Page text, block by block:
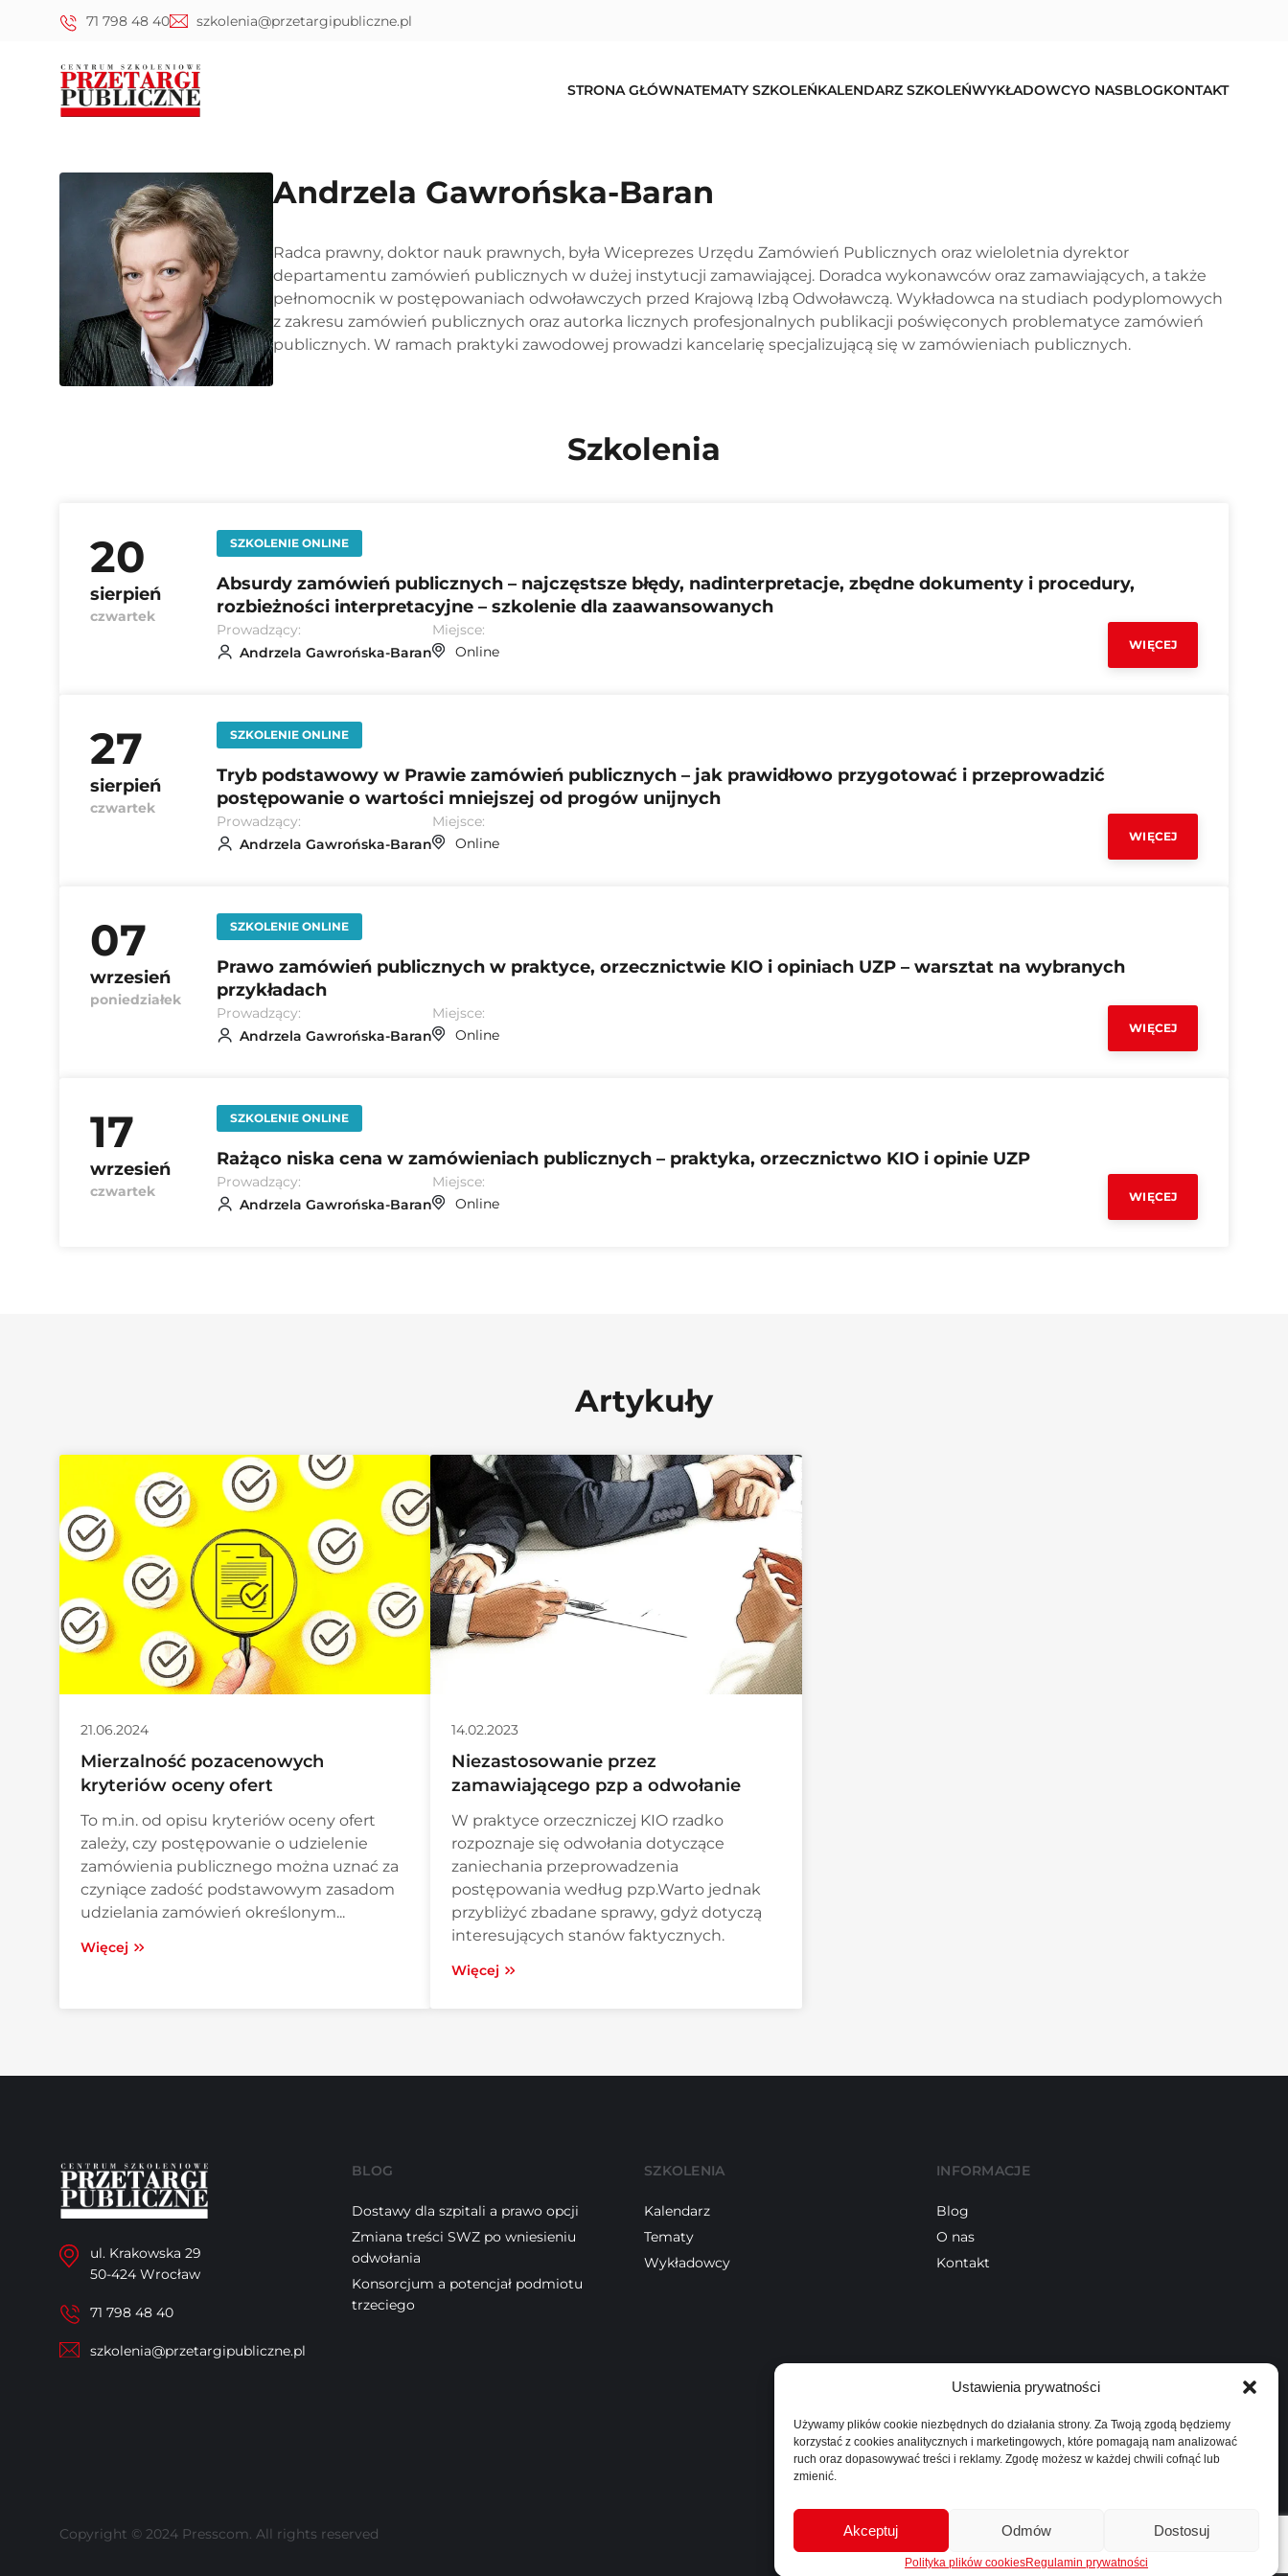
Ustawienia prywatności
Używamy plików cookie niezbędnych do działania strony. Za Twoją zgodą będziemy
korzystać z cookies analitycznych i marketingowych, które pomagają nam analizować
ruch oraz dopasowywać treści i reklamy. Zgodę możesz w każdej chwili cofnąć lub
zmienić.
Akceptuj Odmów Dostosuj
Polityka plików cookiesRegulamin prywatności
71 798 48 40 szkolenia@przetargipubliczne.pl
STRONA GŁÓWNATEMATY SZKOLEŃKALENDARZ SZKOLEŃWYKŁADOWCYO NASBLOGKONTAKT
Andrzela Gawrońska-Baran
Radca prawny, doktor nauk prawnych, była Wiceprezes Urzędu Zamówień Publicznych oraz wieloletnia dyrektor
departamentu zamówień publicznych w dużej instytucji zamawiającej. Doradca wykonawców oraz zamawiających, a także
pełnomocnik w postępowaniach odwoławczych przed Krajową Izbą Odwoławczą. Wykładowca na studiach podyplomowych
z zakresu zamówień publicznych oraz autorka licznych profesjonalnych publikacji poświęconych problematyce zamówień
publicznych. W ramach praktyki zawodowej prowadzi kancelarię specjalizującą się w zamówieniach publicznych.
Szkolenia
20
sierpień
czwartek
SZKOLENIE ONLINE
Absurdy zamówień publicznych – najczęstsze błędy, nadinterpretacje, zbędne dokumenty i procedury,
rozbieżności interpretacyjne – szkolenie dla zaawansowanych
Prowadzący:
Andrzela Gawrońska-Baran
Miejsce:
Online
WIĘCEJ
27
sierpień
czwartek
SZKOLENIE ONLINE
Tryb podstawowy w Prawie zamówień publicznych – jak prawidłowo przygotować i przeprowadzić
postępowanie o wartości mniejszej od progów unijnych
Prowadzący:
Andrzela Gawrońska-Baran
Miejsce:
Online
WIĘCEJ
07
wrzesień
poniedziałek
SZKOLENIE ONLINE
Prawo zamówień publicznych w praktyce, orzecznictwie KIO i opiniach UZP – warsztat na wybranych
przykładach
Prowadzący:
Andrzela Gawrońska-Baran
Miejsce:
Online
WIĘCEJ
17
wrzesień
czwartek
SZKOLENIE ONLINE
Rażąco niska cena w zamówieniach publicznych – praktyka, orzecznictwo KIO i opinie UZP
Prowadzący:
Andrzela Gawrońska-Baran
Miejsce:
Online
WIĘCEJ
Artykuły
21.06.2024
Mierzalność pozacenowych
kryteriów oceny ofert
To m.in. od opisu kryteriów oceny ofert
zależy, czy postępowanie o udzielenie
zamówienia publicznego można uznać za
czyniące zadość podstawowym zasadom
udzielania zamówień określonym...
Więcej
14.02.2023
Niezastosowanie przez
zamawiającego pzp a odwołanie
W praktyce orzeczniczej KIO rzadko
rozpoznaje się odwołania dotyczące
zaniechania przeprowadzenia
postępowania według pzp.Warto jednak
przybliżyć zbadane sprawy, gdyż dotyczą
interesujących stanów faktycznych.
Więcej
ul. Krakowska 29
50-424 Wrocław
71 798 48 40
szkolenia@przetargipubliczne.pl
BLOG
Dostawy dla szpitali a prawo opcji
Zmiana treści SWZ po wniesieniu
odwołania
Konsorcjum a potencjał podmiotu
trzeciego
SZKOLENIA
Kalendarz
Tematy
Wykładowcy
INFORMACJE
Blog
O nas
Kontakt
Copyright © 2024 Presscom. All rights reserved